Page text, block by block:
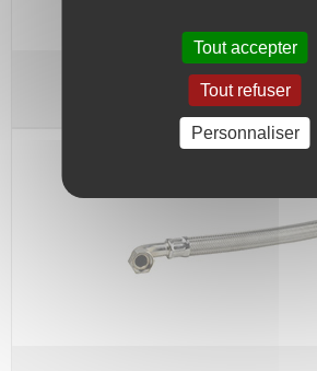
Flexible droit -
Tout accepter
Tout refuser
Personnaliser